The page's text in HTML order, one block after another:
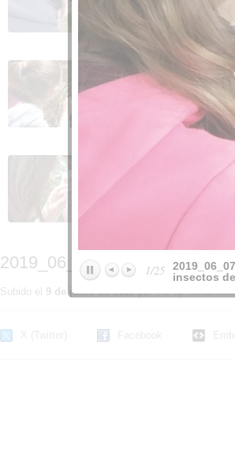
insectos del huerto_CEIP
FDLR_Las Rozas 11
insectos del
FDLR_Las
2019_06_07_Los alumnos
de Quinto observan los
insectos del huerto_CEIP
FDLR_Las Rozas 16
de Quinto
insectos del
FDLR_Las
de Quinto observan los
insectos del huerto_CEIP
FDLR_Las Rozas 21
2019_06_07_Los alumnos de
Subido el 9 de junio de 2019porTic cp